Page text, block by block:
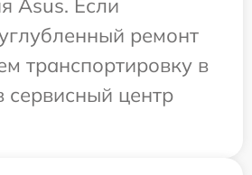
Asus. Если
ремонт
транспортировку в
сервисный центр